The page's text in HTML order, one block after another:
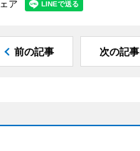
ア
前の記事 次の記事